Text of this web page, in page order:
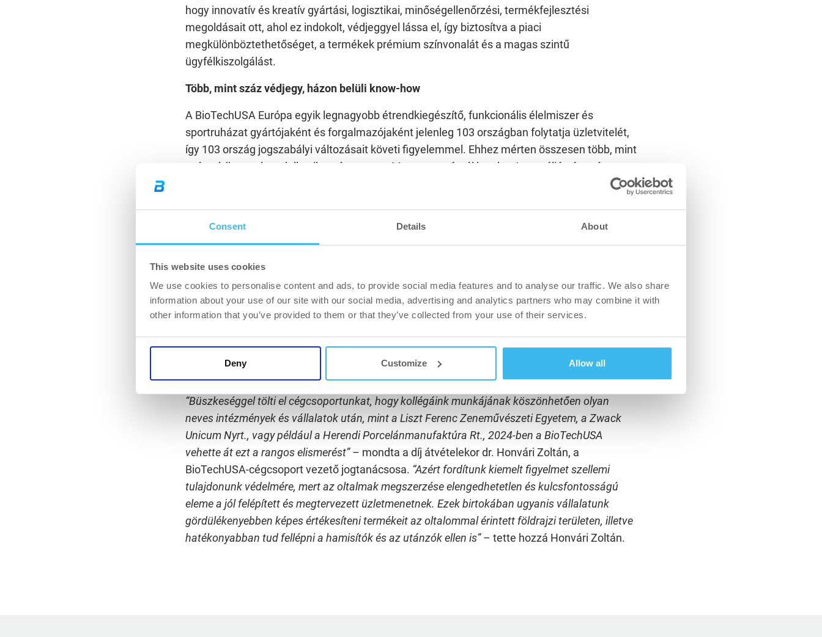
Consent Details About
This website uses cookies
We use cookies to personalise content and ads, to provide social media features and to analyse our traffic. We also share
information about your use of our site with our social media, advertising and analytics partners who may combine it with
other information that you’ve provided to them or that they’ve collected from your use of their services.
Deny Customize Allow all
hogy innovatív és kreatív gyártási, logisztikai, minőségellenőrzési, termékfejlesztési
megoldásait ott, ahol ez indokolt, védjeggyel lássa el, így biztosítva a piaci
megkülönböztethetőséget, a termékek prémium színvonalát és a magas szintű
ügyfélkiszolgálást.
Több, mint száz védjegy, házon belüli know-how
A BioTechUSA Európa egyik legnagyobb étrendkiegészítő, funkcionális élelmiszer és
sportruházat gyártójaként és forgalmazójaként jelenleg 103 országban folytatja üzletvitelét,
így 103 ország jogszabályi változásait követi figyelemmel. Ehhez mérten összesen több, mint
száz védjeggyel rendelkezik a cégcsoport, Magyarországtól kezdve Ausztrálián át egészen
Peruig. Oltalom alatt álló védjegyei például a BioTechUSA és a Scitec Nutrition márkanevek,
Az oltalmi eljárások koordinációjával a cégcsoport saját jogi osztálya foglalkozik, így in-house
módon működik a vállalat védjegyeinek kezelése is. A folyamat során a cégcsoport jogászai
eljárás megindítása, összeállítják az érintett védjegy árujegyzékét, helyi képviselőn vagy
magyar védjegyirodán keresztül intézik a szükséges hatósági eljárásokat. Ezenkívül
hasonló oltalmi igényekkel szemben.
“Büszkeséggel tölti el cégcsoportunkat, hogy kollégáink munkájának köszönhetően olyan
neves intézmények és vállalatok után, mint a Liszt Ferenc Zeneművészeti Egyetem, a Zwack
Unicum Nyrt., vagy például a Herendi Porcelánmanufaktúra Rt., 2024-ben a BioTechUSA
vehette át ezt a rangos elismerést”– mondta a díj átvételekor dr. Honvári Zoltán, a
BioTechUSA-cégcsoport vezető jogtanácsosa. “Azért fordítunk kiemelt figyelmet szellemi
tulajdonunk védelmére, mert az oltalmak megszerzése elengedhetetlen és kulcsfontosságú
eleme a jól felépített és megtervezett üzletmenetnek. Ezek birtokában ugyanis vállalatunk
gördülékenyebben képes értékesíteni termékeit az oltalommal érintett földrajzi területen, illetve
hatékonyabban tud fellépni a hamisítók és az utánzók ellen is”– tette hozzá Honvári Zoltán.